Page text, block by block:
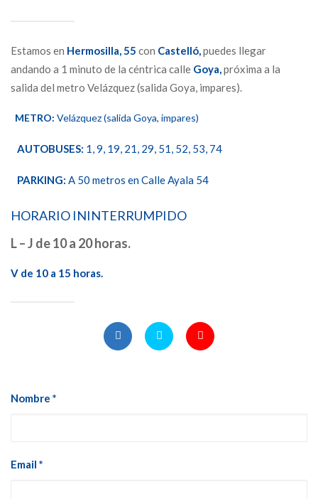
Estamos en Hermosilla,55 con Castelló,puedes llegar
andando a 1 minuto de la céntrica calle Goya,próxima a la
salida del metro Velázquez (salida Goya, impares).
METRO: Velázquez (salida Goya, impares)
AUTOBUSES: 1, 9, 19, 21, 29, 51, 52, 53, 74
PARKING: A 50 metros en Calle Ayala 54
HORARIO ININTERRUMPIDO
L – J de 10 a 20 horas.
V de 10 a 15 horas.
Nombre *
Email *